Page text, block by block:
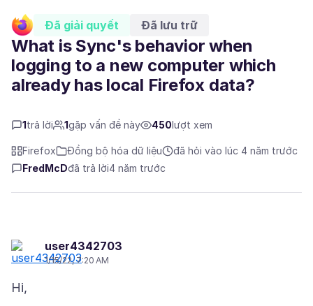
Đã giải quyết Đã lưu trữ
What is Sync's behavior when
logging to a new computer which
already has local Firefox data?
1trả lời 1gặp vấn đề này 450lượt xem
Firefox Đồng bộ hóa dữ liệu
đã hỏi vào lúc 4 năm trước
FredMcDđã trả lời4 năm trước
user4342703
1/15/22, 7:20 AM